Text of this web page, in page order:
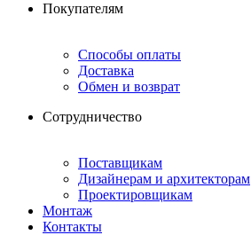
Покупателям
Способы оплаты
Доставка
Обмен и возврат
Сотрудничество
Поставщикам
Дизайнерам и архитекторам
Проектировщикам
Монтаж
Контакты